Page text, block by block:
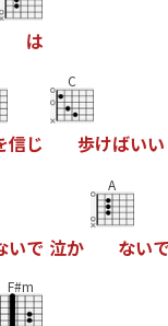
は
信じ
C
歩けばいい
いで 泣か
A
ないで
F#m